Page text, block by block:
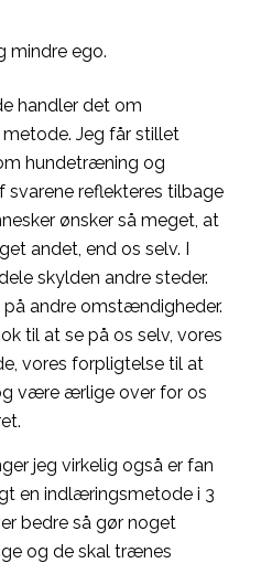
mindre ego.
handler det om
Jeg får stillet
hundetræning og
reflekteres tilbage
ønsker så meget, at
andet, end os selv. I
skylden andre steder.
på andre omstændigheder.
til at se på os selv, vores
vores forpligtelse til at
være ærlige over for os
jeg virkelig også er fan
en indlæringsmetode i 3
bedre så gør noget
og de skal trænes